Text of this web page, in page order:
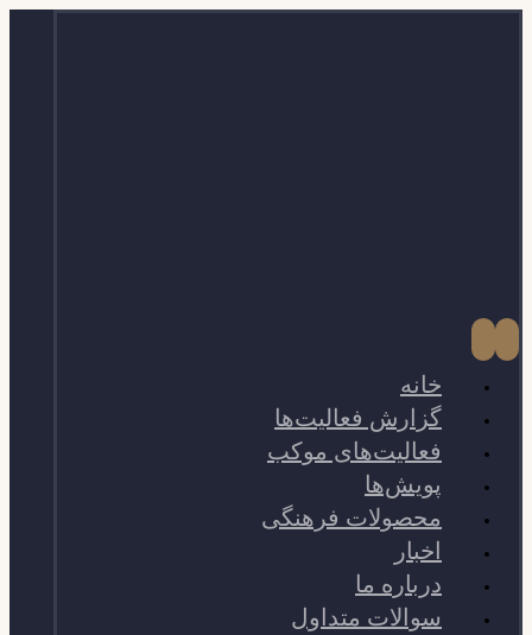
خانه
گزارش فعالیت‌ها
فعالیت‌های موکب
پویش‌ها
محصولات فرهنگی
اخبار
درباره ما
سوالات متداول